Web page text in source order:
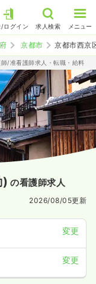
/ログイン 求人検索 メニュー
京都市 京都市西京
/准看護師求人・転職・給料
) の看護師求人
2026/08/05更新
変更
変更